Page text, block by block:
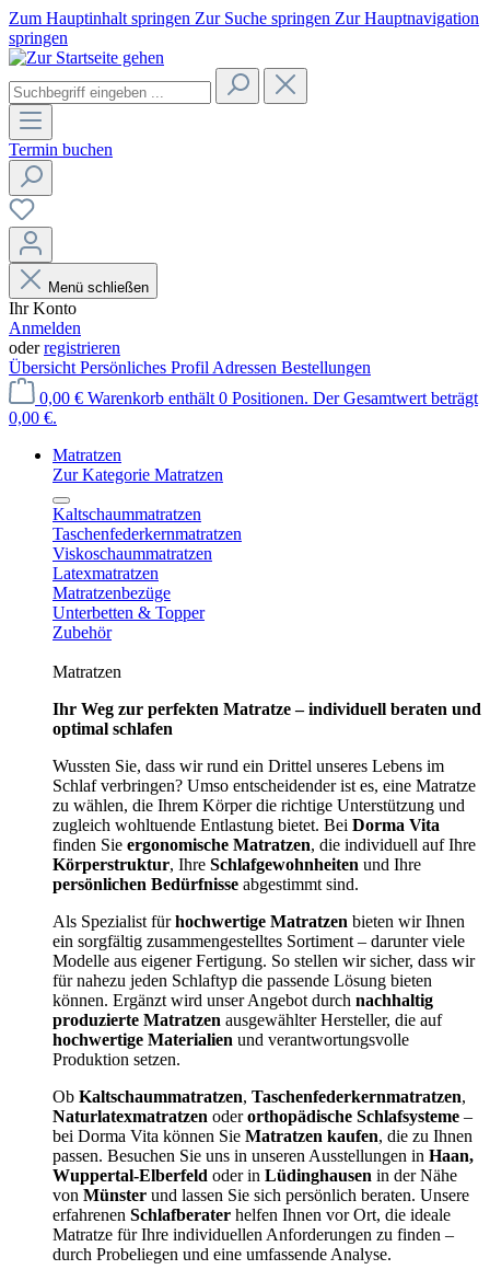
Zum Hauptinhalt springen Zur Suche springen Zur Hauptnavigation
springen
Termin buchen
Menü schließen
Ihr Konto
Anmelden
oderregistrieren
Übersicht Persönliches Profil Adressen Bestellungen
0,00 € Warenkorb enthält 0 Positionen. Der Gesamtwert beträgt
0,00 €.
Matratzen
Zur Kategorie Matratzen
Kaltschaummatratzen
Taschenfederkernmatratzen
Viskoschaummatratzen
Latexmatratzen
Matratzenbezüge
Unterbetten & Topper
Zubehör
Matratzen
Ihr Weg zur perfekten Matratze – individuell beraten und
optimal schlafen
Wussten Sie, dass wir rund ein Drittel unseres Lebens im
Schlaf verbringen? Umso entscheidender ist es, eine Matratze
zu wählen, die Ihrem Körper die richtige Unterstützung und
zugleich wohltuende Entlastung bietet. Bei Dorma Vita
finden Sie ergonomische Matratzen, die individuell auf Ihre
Körperstruktur, Ihre Schlafgewohnheiten und Ihre
persönlichen Bedürfnisse abgestimmt sind.
Als Spezialist fürhochwertige Matratzen bieten wir Ihnen
ein sorgfältig zusammengestelltes Sortiment – darunter viele
Modelle aus eigener Fertigung. So stellen wir sicher, dass wir
für nahezu jeden Schlaftyp die passende Lösung bieten
können. Ergänzt wird unser Angebot durch nachhaltig
produzierte Matratzen ausgewählter Hersteller, die auf
hochwertige Materialien und verantwortungsvolle
Produktion setzen.
Ob Kaltschaummatratzen, Taschenfederkernmatratzen,
Naturlatexmatratzen oderorthopädische Schlafsysteme –
bei Dorma Vita können Sie Matratzen kaufen, die zu Ihnen
passen. Besuchen Sie uns in unseren Ausstellungen in Haan,
Wuppertal-Elberfeld oder in Lüdinghausen in der Nähe
von Münster und lassen Sie sich persönlich beraten. Unsere
erfahrenen Schlafberater helfen Ihnen vor Ort, die ideale
Matratze für Ihre individuellen Anforderungen zu finden –
durch Probeliegen und eine umfassende Analyse.